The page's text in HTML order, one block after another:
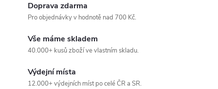
Doprava zdarma
Pro objednávky v hodnotě nad 700 Kč.
Vše máme skladem
40.000+ kusů zboží ve vlastním skladu.
Výdejní místa
12.000+ výdejních míst po celé ČR a SR.